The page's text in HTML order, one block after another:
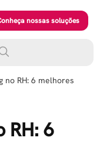
nossas soluções
no RH: 6 melhores
RH: 6